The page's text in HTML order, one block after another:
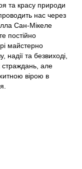
та красу природи
нас через
Сан-Мікеле
постійно
майстерно
та безвиході,
страждань, але
вірою в